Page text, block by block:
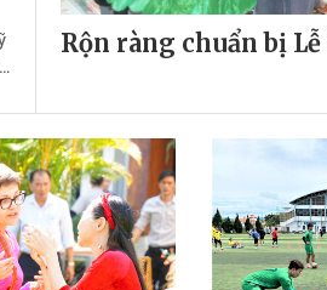
Rộn ràng chuẩn bị